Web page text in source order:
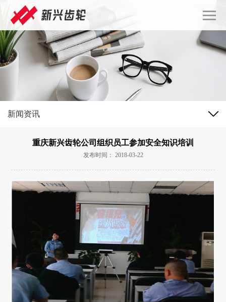
新闻资讯
重庆新兴齿轮公司组织员工参加安全知识培训
发布时间： 2018-03-22